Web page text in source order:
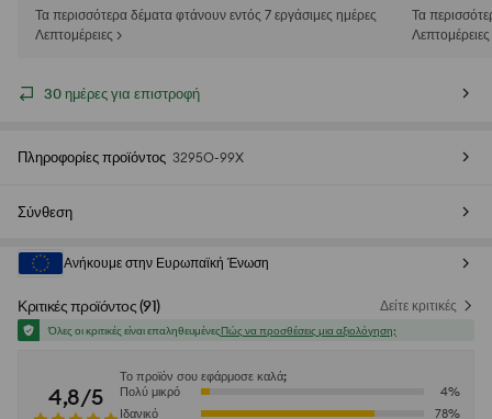
Τα περισσότερα δέματα φτάνουν εντός 7 εργάσιμες ημέρες
Λεπτομέρειες >
Τα
Λεπτομέρειες
30 ημέρες για επιστροφή
Πληροφορίες προϊόντος 3295O-99X
Σύνθεση
Ανήκουμε στην Ευρωπαϊκή Ένωση
Κριτικές προϊόντος(91) Δείτε κριτικές
Όλες οι κριτικές είναι επαληθευμένεςΠώς να προσθέσεις μια αξιολόγηση;
4,8/5
Το προϊόν σου εφάρμοσε καλά;
Πολύ μικρό
4%
Ιδανικό
78%